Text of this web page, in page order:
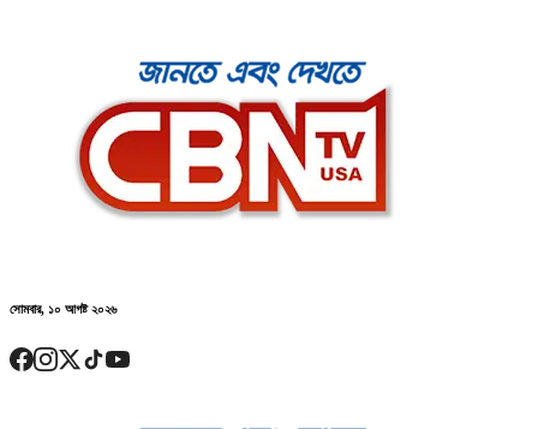
সোমবার, ১০ আগষ্ট ২০২৬